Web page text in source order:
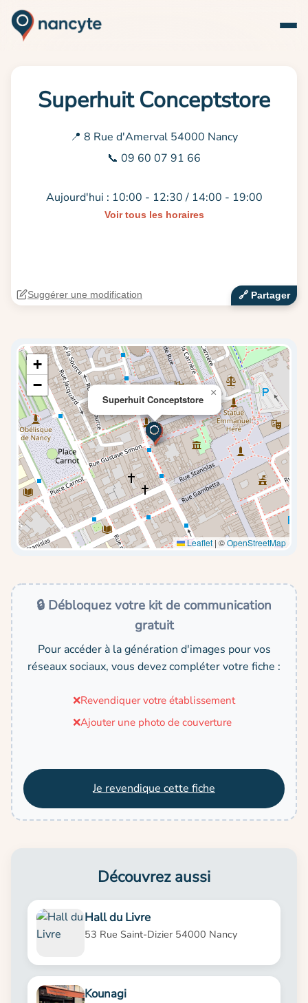
Superhuit Conceptstore
📍 8 Rue d'Amerval 54000 Nancy
📞 09 60 07 91 66
Aujourd'hui : 10:00 - 12:30 / 14:00 - 19:00
Voir tous les horaires
🔗‍️ Partager
Suggérer une modification
Superhuit Conceptstore
×
+
−
Leaflet | ©OpenStreetMap
🔒 Débloquez votre kit de communication
gratuit
Pour accéder à la génération d'images pour vos
réseaux sociaux, vous devez compléter votre fiche :
❌Revendiquer votre établissement
❌Ajouter une photo de couverture
Je revendique cette fiche
Découvrez aussi
Hall du Livre
53 Rue Saint-Dizier 54000 Nancy
Kounagi